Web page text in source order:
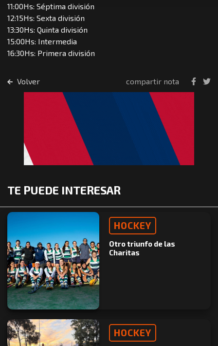
11:00Hs: Séptima división
12:15Hs: Sexta división
13:30Hs: Quinta división
15:00Hs: Intermedia
16:30Hs: Primera división
Volver compartir nota
TE PUEDE INTERESAR
HOCKEY
Otro triunfo de las
Charitas
HOCKEY